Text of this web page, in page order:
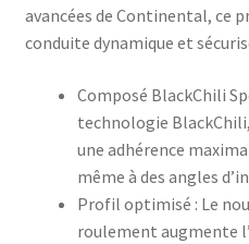
avancées de Continental, ce
conduite dynamique et
Composé BlackChili
technologie
une adhérence
même à des angles
Profil optimisé : Le
roulement augmente